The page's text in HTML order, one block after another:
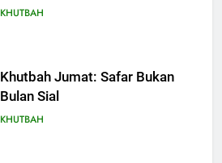
dalam Jiwa Manusia
KHUTBAH
Khutbah Jumat: Safar Bukan
Bulan Sial
KHUTBAH